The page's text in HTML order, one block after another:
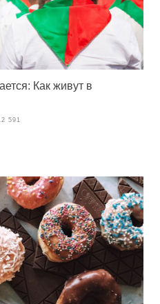
Как живут в
591